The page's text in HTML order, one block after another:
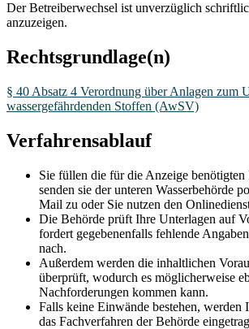
Der Betreiberwechsel ist unverzüglich
anzuzeigen.
Rechtsgrundlage(n)
§ 40 Absatz 4 Verordnung über Anlagen zum
wassergefährdenden Stoffen (AwSV)
Verfahrensablauf
Sie füllen die für die Anzeige benötigten
senden sie der unteren Wasserbehörde
Mail zu oder Sie nutzen den
Die Behörde prüft Ihre Unterlagen auf
fordert gegebenenfalls fehlende
nach.
Außerdem werden die inhaltlichen
überprüft, wodurch es möglicherweise
Nachforderungen kommen kann.
Falls keine Einwände bestehen, werden
das Fachverfahren der Behörde